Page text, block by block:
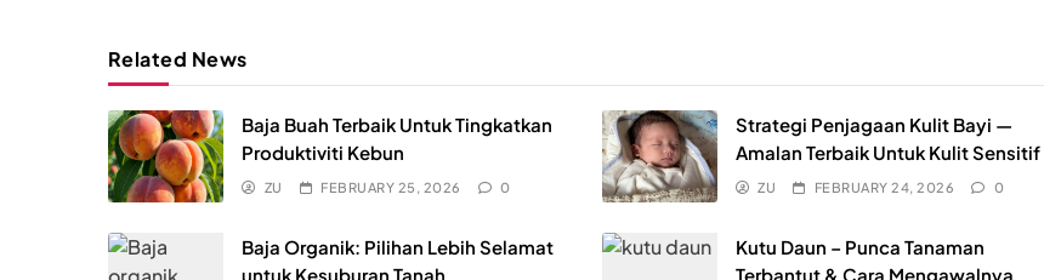
Related News
Baja Buah Terbaik Untuk Tingkatkan
Produktiviti Kebun
ZU FEBRUARY 25, 2026 0
Strategi Penjagaan Kulit Bayi —
Amalan Terbaik Untuk Kulit Sensitif
ZU FEBRUARY 24, 2026 0
Baja Organik: Pilihan Lebih Selamat
untuk Kesuburan Tanah
Kutu Daun – Punca Tanaman
Terbantut & Cara Mengawalnya